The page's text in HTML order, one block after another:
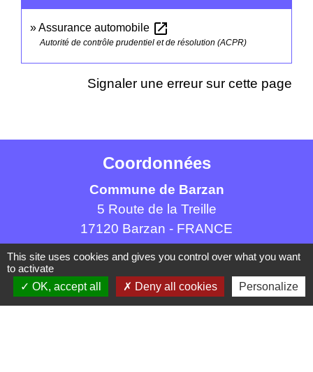
Assurance automobile open_in_new
Autorité de contrôle prudentiel et de résolution (ACPR)
Signaler une erreur sur cette page
Coordonnées
Commune de Barzan
5 Route de la Treille
17120 Barzan - FRANCE
+33 5 46 90 42 80
This site uses cookies and gives you control over what you want
to activate
OK, accept all
Deny all cookies Personalize